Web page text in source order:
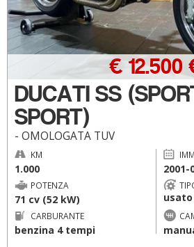
DUCATI SS
SPORT)
- OMOLOGATA TUV
€ 12.500
KM
1.000 2001-
POTENZA
71 cv (52 kW) usato
CARBURANTE
benzina 4 tempi